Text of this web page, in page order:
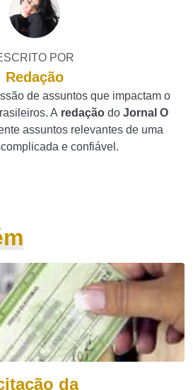
POR
Redação
de assuntos que impactam o
A redação do Jornal O
assuntos relevantes de uma
e confiável.
da